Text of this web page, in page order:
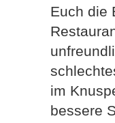
Euch die
im
bessere